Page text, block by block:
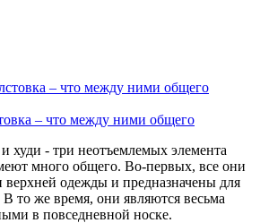
– что между ними общего
худи - три неотъемлемых элемента
много общего. Во-первых, все они
верхней одежды и предназначены для
В то же время, они являются весьма
в повседневной носке.